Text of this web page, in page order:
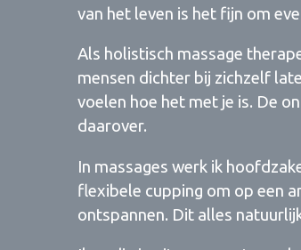
van het leven is het fijn om
Als holistisch massage
mensen dichter bij zichzelf
voelen hoe het met je is. De
daarover.
In massages werk ik
flexibele cupping om op een
ontspannen. Dit alles